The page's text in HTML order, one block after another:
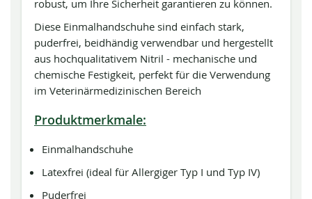
robust, um Ihre Sicherheit garantieren zu können.
Diese Einmalhandschuhe sind einfach stark,
puderfrei, beidhändig verwendbar und hergestellt
aus hochqualitativem Nitril - mechanische und
chemische Festigkeit, perfekt für die Verwendung
im Veterinärmedizinischen Bereich
Produktmerkmale:
Einmalhandschuhe
Latexfrei (ideal für Allergiger Typ I und Typ IV)
Puderfrei